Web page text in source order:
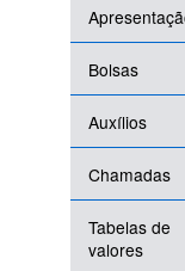
Bolsas
Auxílios
Chamadas
Tabelas de
valores